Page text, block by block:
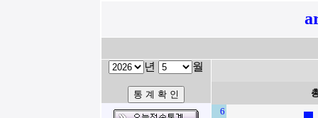
년 월
6